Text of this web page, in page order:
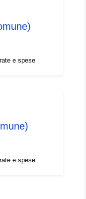
e spese
e spese